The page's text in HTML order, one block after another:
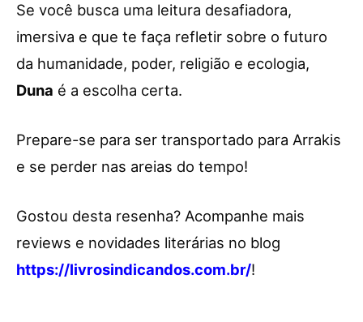
Se você busca uma leitura desafiadora,
imersiva e que te faça refletir sobre o futuro
da humanidade, poder, religião e ecologia,
Duna é a escolha certa.
Prepare-se para ser transportado para Arrakis
e se perder nas areias do tempo!
Gostou desta resenha? Acompanhe mais
reviews e novidades literárias no blog
https://livrosindicandos.com.br/!